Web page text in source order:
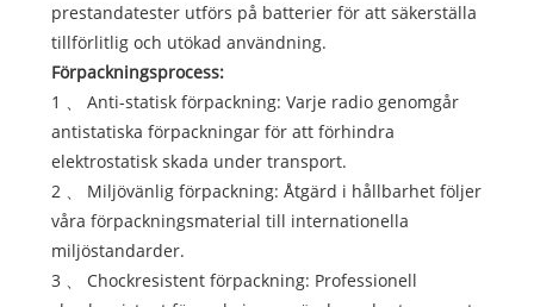
prestandatester utförs på batterier för att säkerställa
tillförlitlig och utökad användning.
Förpackningsprocess:
1 、 Anti-statisk förpackning: Varje radio genomgår
antistatiska förpackningar för att förhindra
elektrostatisk skada under transport.
2 、 Miljövänlig förpackning: Åtgärd i hållbarhet följer
våra förpackningsmaterial till internationella
miljöstandarder.
3 、 Chockresistent förpackning: Professionell